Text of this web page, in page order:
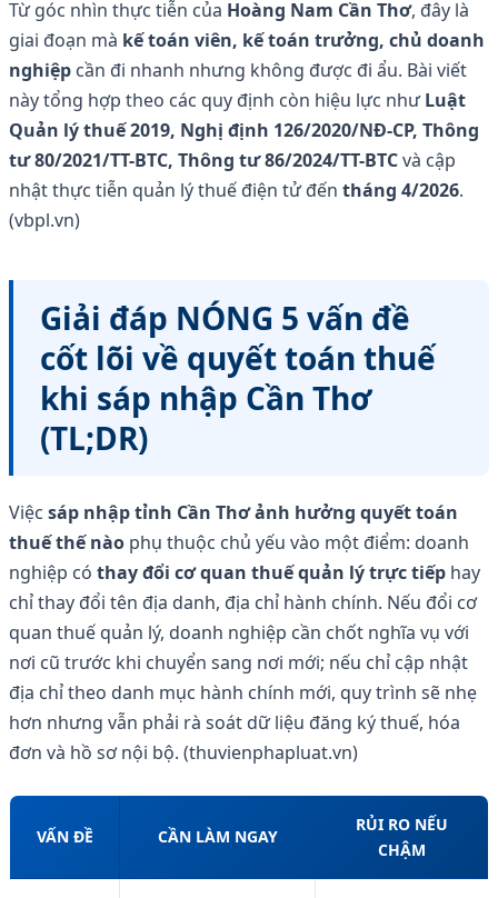
Từ góc nhìn thực tiễn của Hoàng Nam Cần Thơ, đây là
giai đoạn mà kế toán viên, kế toán trưởng, chủ doanh
nghiệp cần đi nhanh nhưng không được đi ẩu. Bài viết
này tổng hợp theo các quy định còn hiệu lực nhưLuật
Quản lý thuế 2019, Nghị định 126/2020/NĐ-CP, Thông
tư 80/2021/TT-BTC, Thông tư 86/2024/TT-BTCvà cập
nhật thực tiễn quản lý thuế điện tử đến tháng 4/2026.
(vbpl.vn)
Giải đáp NÓNG 5 vấn đề
cốt lõi về quyết toán thuế
khi sáp nhập Cần Thơ
(TL;DR)
Việc sáp nhập tỉnh Cần Thơ ảnh hưởng quyết toán
thuế thế nào phụ thuộc chủ yếu vào một điểm: doanh
nghiệp có thay đổi cơ quan thuế quản lý trực tiếp hay
chỉ thay đổi tên địa danh, địa chỉ hành chính. Nếu đổi cơ
quan thuế quản lý, doanh nghiệp cần chốt nghĩa vụ với
nơi cũ trước khi chuyển sang nơi mới; nếu chỉ cập nhật
địa chỉ theo danh mục hành chính mới, quy trình sẽ nhẹ
hơn nhưng vẫn phải rà soát dữ liệu đăng ký thuế, hóa
đơn và hồ sơ nội bộ. (thuvienphapluat.vn)
VẤN ĐỀ CẦN LÀM NGAY
RỦI RO NẾU
CHẬM